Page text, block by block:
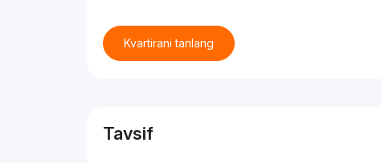
Kvartirani tanlang
Tavsif